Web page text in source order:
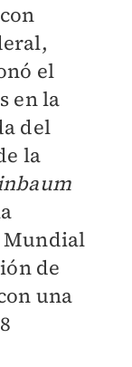
el
en la
del
la
Mundial
de
una